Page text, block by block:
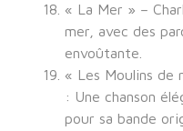
« La Mer » –
mer, avec des
envoûtante.
« Les Moulins de
: Une chanson
pour sa bande